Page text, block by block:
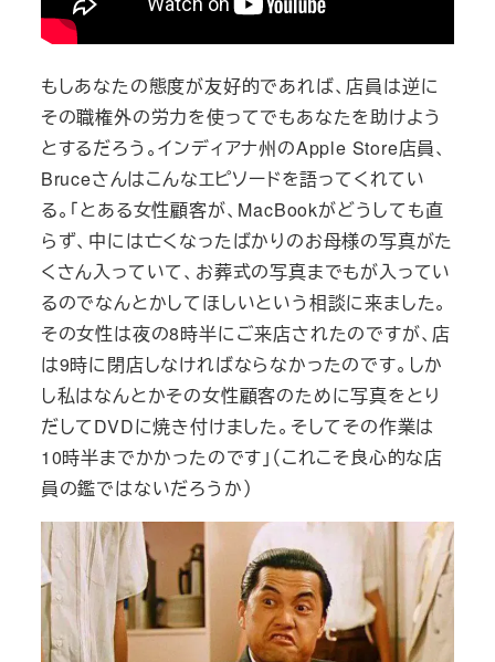
もしあなたの態度が友好的であれば、店員は逆に
その職権外の労力を使ってでもあなたを助けよう
とするだろう。インディアナ州のApple Store店員、
Bruceさんはこんなエピソードを語ってくれてい
る。「とある女性顧客が、MacBookがどうしても直
らず、中には亡くなったばかりのお母様の写真がた
くさん入っていて、お葬式の写真までもが入ってい
るのでなんとかしてほしいという相談に来ました。
その女性は夜の8時半にご来店されたのですが、店
は9時に閉店しなければならなかったのです。しか
し私はなんとかその女性顧客のために写真をとり
だしてDVDに焼き付けました。そしてその作業は
10時半までかかったのです」（これこそ良心的な店
員の鑑ではないだろうか）